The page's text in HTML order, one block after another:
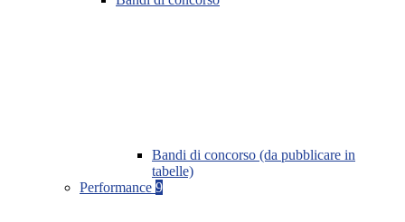
Bandi di concorso (da pubblicare in
tabelle)
Performance 9